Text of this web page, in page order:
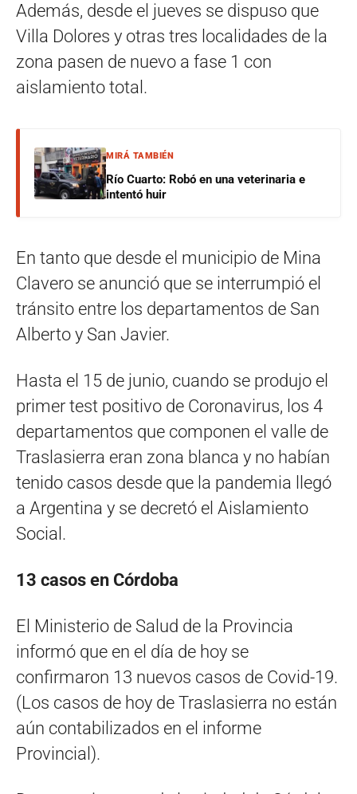
Además, desde el jueves se dispuso que
Villa Dolores y otras tres localidades de la
zona pasen de nuevo a fase 1 con
aislamiento total.
MIRÁ TAMBIÉN
Río Cuarto: Robó en una veterinaria e
intentó huir
En tanto que desde el municipio de Mina
Clavero se anunció que se interrumpió el
tránsito entre los departamentos de San
Alberto y San Javier.
Hasta el 15 de junio, cuando se produjo el
primer test positivo de Coronavirus, los 4
departamentos que componen el valle de
Traslasierra eran zona blanca y no habían
tenido casos desde que la pandemia llegó
a Argentina y se decretó el Aislamiento
Social.
13 casos en Córdoba
El Ministerio de Salud de la Provincia
informó que en el día de hoy se
confirmaron 13 nuevos casos de Covid-19.
(Los casos de hoy de Traslasierra no están
aún contabilizados en el informe
Provincial).